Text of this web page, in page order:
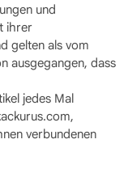
und
ihrer
gelten als vom
ausgegangen, dass
jedes Mal
verbundenen